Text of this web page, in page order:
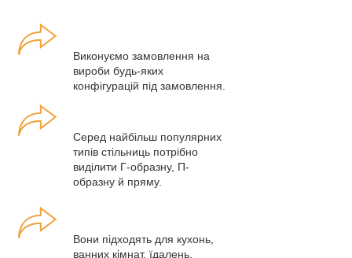
Виконуємо замовлення на
вироби будь-яких
конфігурацій під замовлення.
Серед найбільш популярних
типів стільниць потрібно
виділити Г-образну, П-
образну й пряму.
Вони підходять для кухонь,
ванних кімнат, їдалень,